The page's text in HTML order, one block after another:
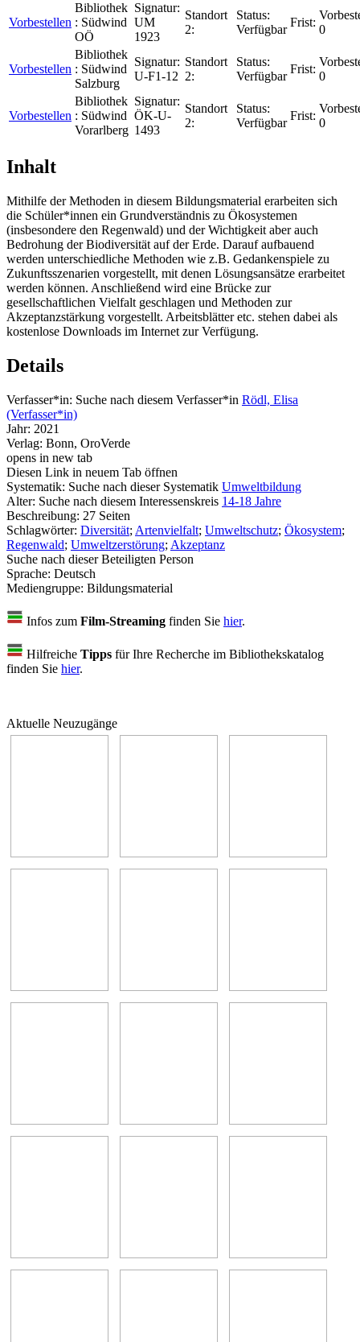
Vorbestellen
Bibliothek
: Südwind
OÖ
Signatur:
UM
1923
Standort
2:
Status:
Verfügbar
Frist:
0
Vorbestellen
Bibliothek
: Südwind
Salzburg
Signatur:
U-F1-12
Standort
2:
Status:
Verfügbar
Frist:
0
Vorbestellen
Bibliothek
: Südwind
Vorarlberg
Signatur:
ÖK-U-
1493
Standort
2:
Status:
Verfügbar
Frist:
0
Inhalt
Mithilfe der Methoden in diesem Bildungsmaterial erarbeiten sich
die Schüler*innen ein Grundverständnis zu Ökosystemen
(insbesondere den Regenwald) und der Wichtigkeit aber auch
Bedrohung der Biodiversität auf der Erde. Darauf aufbauend
werden unterschiedliche Methoden wie z.B. Gedankenspiele zu
Zukunftsszenarien vorgestellt, mit denen Lösungsansätze erarbeitet
werden können. Anschließend wird eine Brücke zur
gesellschaftlichen Vielfalt geschlagen und Methoden zur
Akzeptanzstärkung vorgestellt. Arbeitsblätter etc. stehen dabei als
kostenlose Downloads im Internet zur Verfügung.
Details
Verfasser*in: Suche nach diesem Verfasser*in Rödl, Elisa
(Verfasser*in)
Jahr: 2021
Verlag: Bonn, OroVerde
opens in new tab
Diesen Link in neuem Tab öffnen
Systematik: Suche nach dieser Systematik Umweltbildung
Alter: Suche nach diesem Interessenskreis 14-18 Jahre
Beschreibung: 27 Seiten
Schlagwörter: Diversität; Artenvielfalt; Umweltschutz; Ökosystem;
Regenwald; Umweltzerstörung; Akzeptanz
Suche nach dieser Beteiligten Person
Sprache: Deutsch
Mediengruppe: Bildungsmaterial
Infos zum Film-Streaming finden Sie hier.
Hilfreiche Tipps für Ihre Recherche im Bibliothekskatalog
finden Sie hier.
Aktuelle Neuzugänge